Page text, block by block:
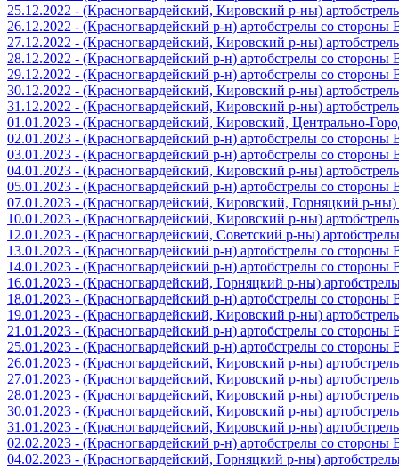
25.12.2022 - (Красногвардейский, Кировский р-ны)
26.12.2022 - (Красногвардейский р-н) артобстрелы со
27.12.2022 - (Красногвардейский, Кировский р-ны)
28.12.2022 - (Красногвардейский р-н) артобстрелы со
29.12.2022 - (Красногвардейский р-н) артобстрелы со
30.12.2022 - (Красногвардейский, Кировский р-ны)
31.12.2022 - (Красногвардейский, Кировский р-ны)
01.01.2023 - (Красногвардейский, Кировский, Центрально-
02.01.2023 - (Красногвардейский р-н) артобстрелы со
03.01.2023 - (Красногвардейский р-н) артобстрелы со
04.01.2023 - (Красногвардейский, Кировский р-ны)
05.01.2023 - (Красногвардейский р-н) артобстрелы со
07.01.2023 - (Красногвардейский, Кировский, Горняцкий р-
10.01.2023 - (Красногвардейский, Кировский р-ны)
12.01.2023 - (Красногвардейский, Советский р-ны)
13.01.2023 - (Красногвардейский р-н) артобстрелы со
14.01.2023 - (Красногвардейский р-н) артобстрелы со
16.01.2023 - (Красногвардейский, Горняцкий р-ны)
18.01.2023 - (Красногвардейский р-н) артобстрелы со
19.01.2023 - (Красногвардейский, Кировский р-ны)
21.01.2023 - (Красногвардейский р-н) артобстрелы со
25.01.2023 - (Красногвардейский р-н) артобстрелы со
26.01.2023 - (Красногвардейский, Кировский р-ны)
27.01.2023 - (Красногвардейский, Кировский р-ны)
28.01.2023 - (Красногвардейский, Кировский р-ны)
30.01.2023 - (Красногвардейский, Кировский р-ны)
31.01.2023 - (Красногвардейский, Кировский р-ны)
02.02.2023 - (Красногвардейский р-н) артобстрелы со
04.02.2023 - (Красногвардейский, Горняцкий р-ны)